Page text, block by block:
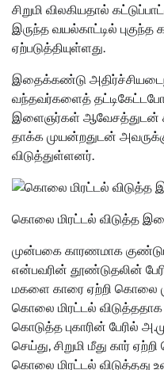
சிறுமி விலகியதால்
இருந்த வயல்காட்டில் புகுந்த
ஏற்படுத்தியுள்ளது.
இதைக்கண்டு
வந்தவர்களைத்
இளைஞர்கள் ஆவேசத்துடன்
தாக்க முயன்றதுடன்
விடுத்துள்ளனர்.
கொலை மிரட்டல் விடுத்த
முன்பகை காரணமாக
என்பவரின் தூண்டுதலின்
மகளை காரை ஏற்றி கொலை
கொலை மிரட்டல் விடுத்ததாக
கொடுத்த புகாரின் பேரில்
செய்து, சிறுமி மீது கார்
கொலை மிரட்டல் விடுத்தது